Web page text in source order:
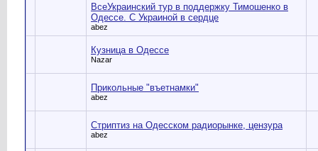
ВсеУкраинский тур в поддержку Тимошенко в
Одессе. С Украиной в сердце
abez
Кузница в Одессе
Nazar
Прикольные "въетнамки"
abez
Стриптиз на Одесском радиорынке, цензура
abez